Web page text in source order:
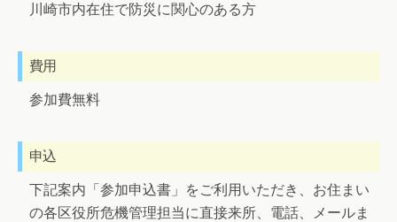
川崎市内在住で防災に関心のある方
費用
参加費無料
申込
下記案内「参加申込書」をご利用いただき、お住まい
の各区役所危機管理担当に直接来所、電話、メールま